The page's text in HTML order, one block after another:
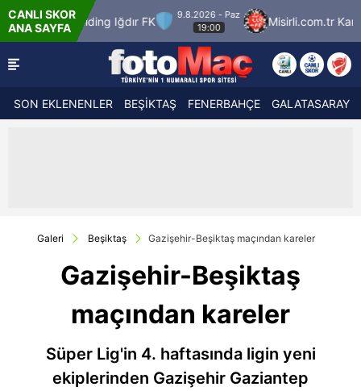
CANLI SKOR
ANA SAYFA
9.8.2026 - Paz
19:00
Misirli.com.tr Karagümrük SMS Grup
SON EKLENENLER BEŞİKTAŞ FENERBAHÇE GALATASARAY
Galeri Beşiktaş Gazişehir-Beşiktaş maçından kareler
Gazişehir-Beşiktaş
maçından kareler
Süper Lig'in 4. haftasında ligin yeni
ekiplerinden Gazişehir Gaziantep